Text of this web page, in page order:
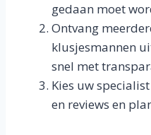
gedaan moet
Ontvang
klusjesmannen
snel met
Kies uw
en reviews en